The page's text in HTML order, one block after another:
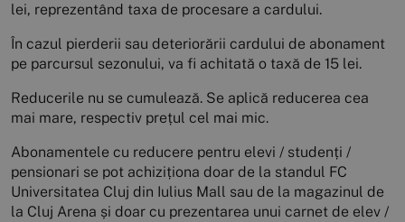
lei, reprezentând taxa de procesare a cardului.
În cazul pierderii sau deteriorării cardului de abonament
pe parcursul sezonului, va fi achitată o taxă de 15 lei.
Reducerile nu se cumulează. Se aplică reducerea cea
mai mare, respectiv prețul cel mai mic.
Abonamentele cu reducere pentru elevi / studenți /
pensionari se pot achiziționa doar de la standul FC
Universitatea Cluj din Iulius Mall sau de la magazinul de
la Cluj Arena și doar cu prezentarea unui carnet de elev /